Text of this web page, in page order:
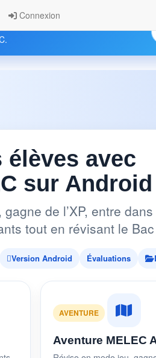
Connexion
élèves avec
sur Android
de l’XP, entre
tout en révisant le
Version Android Évaluations
AVENTURE
Aventure MELEC